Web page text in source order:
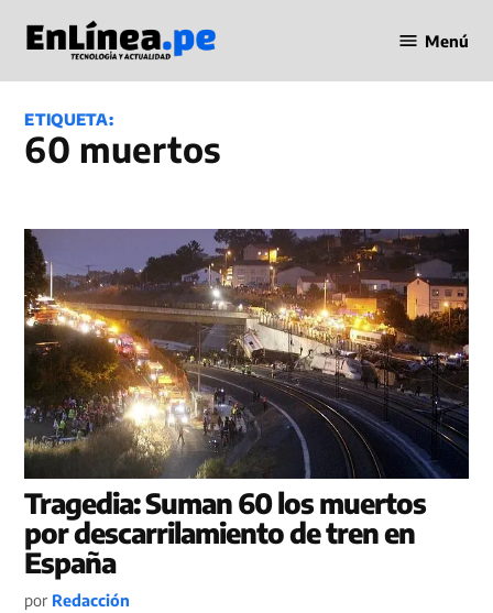
contenido
en Línea
Menú
ETIQUETA:
60 muertos
Tragedia: Suman 60 los muertos
por descarrilamiento de tren en
España
por Redacción